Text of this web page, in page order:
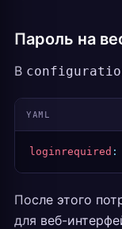
Пароль на
В
YAML
loginrequired :
После этого
для веб-